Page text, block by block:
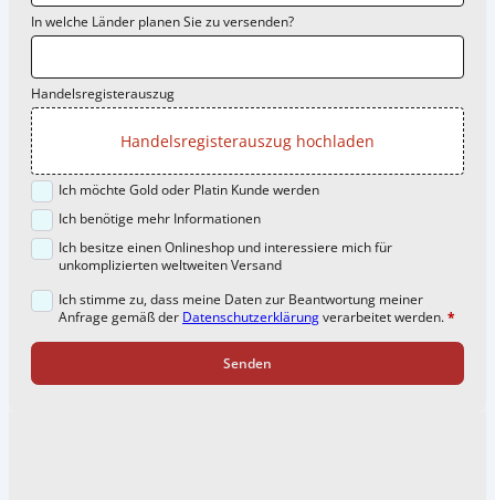
In welche Länder planen Sie zu versenden?
Handelsregisterauszug
Handelsregisterauszug hochladen
Ich möchte Gold oder Platin Kunde werden
Ich benötige mehr Informationen
Ich besitze einen Onlineshop und interessiere mich für
unkomplizierten weltweiten Versand
Ich stimme zu, dass meine Daten zur Beantwortung meiner
Anfrage gemäß der Datenschutzerklärungverarbeitet werden.*
Senden